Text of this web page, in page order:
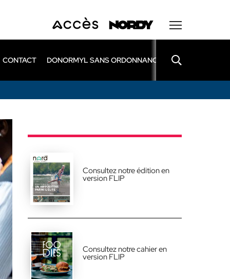
CONTACT DONORMYL SANS ORDONNANCE LEXOMIL SANS
Consultez notre édition en
version FLIP
Consultez notre cahier en
version FLIP